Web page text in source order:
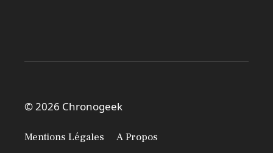
© 2026 Chronogeek
Mentions Légales A Propos